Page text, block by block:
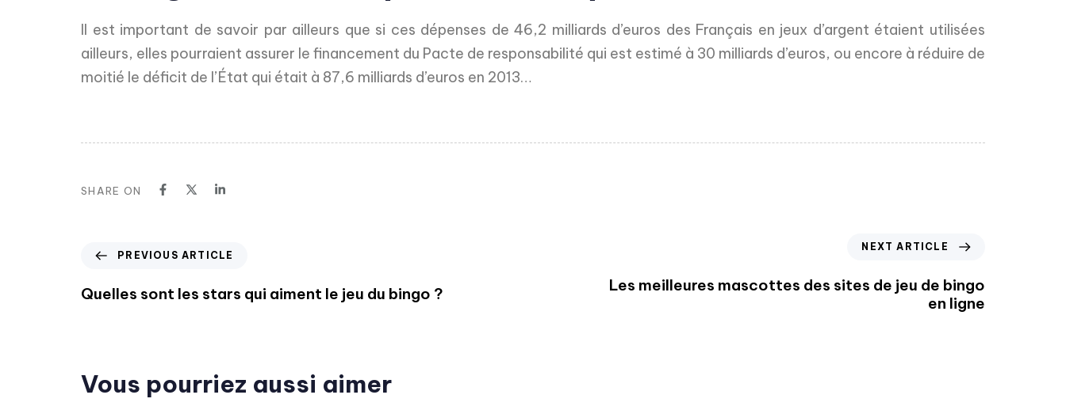
Il est important de savoir par ailleurs que si ces dépenses de 46,2 milliards d’euros des Français en jeux d’argent étaient utilisées
ailleurs, elles pourraient assurer le financement du Pacte de responsabilité qui est estimé à 30 milliards d’euros, ou encore à réduire de
moitié le déficit de l’État qui était à 87,6 milliards d’euros en 2013…
SHARE ON
PREVIOUS ARTICLE
Quelles sont les stars qui aiment le jeu du bingo ?
NEXT ARTICLE
Les meilleures mascottes des sites de jeu de bingo
en ligne
Vous pourriez aussi aimer